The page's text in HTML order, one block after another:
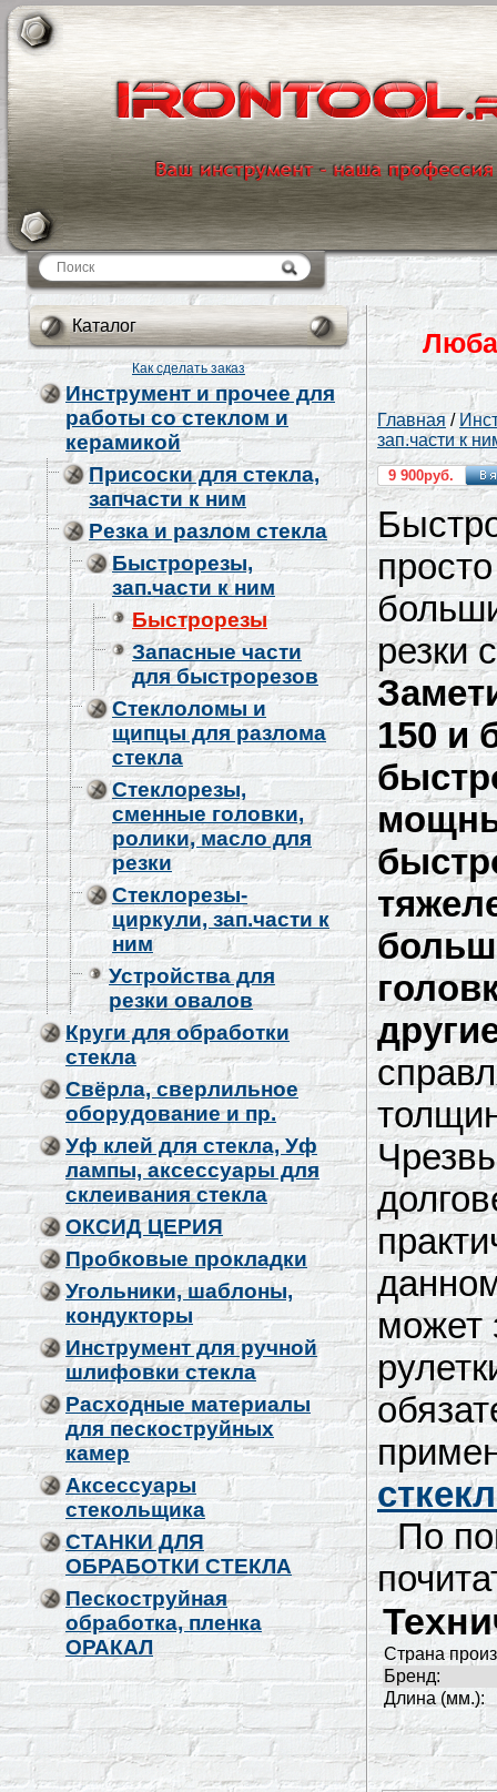
Каталог
Каталог
Как сделать заказ
Инструмент и прочее для
работы со стеклом и
керамикой
Присоски для стекла,
запчасти к ним
Резка и разлом стекла
Быстрорезы,
зап.части к ним
Быстрорезы
Запасные части
для быстрорезов
Стеклоломы и
щипцы для разлома
стекла
Стеклорезы,
сменные головки,
ролики, масло для
резки
Стеклорезы-
циркули, зап.части к
ним
Устройства для
резки овалов
Круги для обработки
стекла
Свёрла, сверлильное
оборудование и пр.
Уф клей для стекла, Уф
лампы, аксессуары для
склеивания стекла
ОКСИД ЦЕРИЯ
Пробковые прокладки
Угольники, шаблоны,
кондукторы
Инструмент для ручной
шлифовки стекла
Расходные материалы
для пескоструйных
камер
Аксессуары
стекольщика
СТАНКИ ДЛЯ
ОБРАБОТКИ СТЕКЛА
Пескоструйная
обработка, пленка
ОРАКАЛ
Главная/
зап.части к
9 900руб.
резки
150 и
может
По
Страна
Бренд:
Длина (мм.):